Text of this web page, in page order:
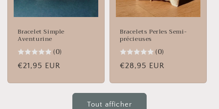
Bracelet Simple
Aventurine
(0)
Prix
€21,95 EUR
Bracelets Perles Semi-
précieuses
(0)
Prix
€28,95 EUR
Tout afficher